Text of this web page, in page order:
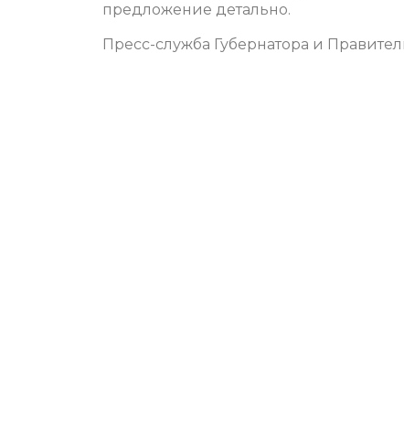
предложение детально.
Пресс-служба Губернатора и